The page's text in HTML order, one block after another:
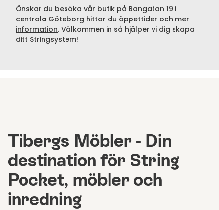
Önskar du besöka vår butik på Bangatan 19 i
centrala Göteborg hittar du öppettider och mer
information. Välkommen in så hjälper vi dig skapa
ditt Stringsystem!
Tibergs Möbler - Din
destination för String
Pocket, möbler och
inredning